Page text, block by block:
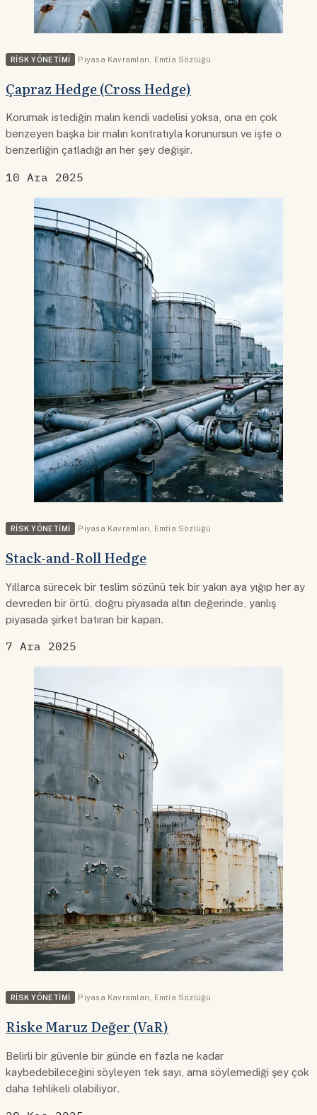
RISK YÖNETIMI Piyasa Kavramları Emtia Sözlüğü
Çapraz Hedge (Cross Hedge)
Korumak istediğin malın kendi vadelisi yoksa, ona en çok
benzeyen başka bir malın kontratıyla korunursun ve işte o
benzerliğin çatladığı an her şey değişir.
10 Ara 2025
RISK YÖNETIMI Piyasa Kavramları Emtia Sözlüğü
Stack-and-Roll Hedge
Yıllarca sürecek bir teslim sözünü tek bir yakın aya yığıp her ay
devreden bir örtü, doğru piyasada altın değerinde, yanlış
piyasada şirket batıran bir kapan.
7 Ara 2025
RISK YÖNETIMI Piyasa Kavramları, Emtia Sözlüğü
Riske Maruz Değer (VaR)
Belirli bir güvenle bir günde en fazla ne kadar
kaybedebileceğini söyleyen tek sayı, ama söylemediği şey çok
daha tehlikeli olabiliyor.